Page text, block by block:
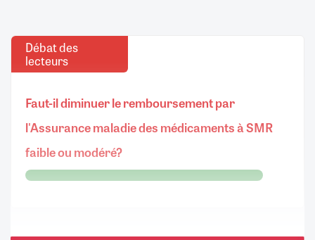
Débat des
lecteurs
Faut-il diminuer le remboursement par
l'Assurance maladie des médicaments à SMR
faible ou modéré?